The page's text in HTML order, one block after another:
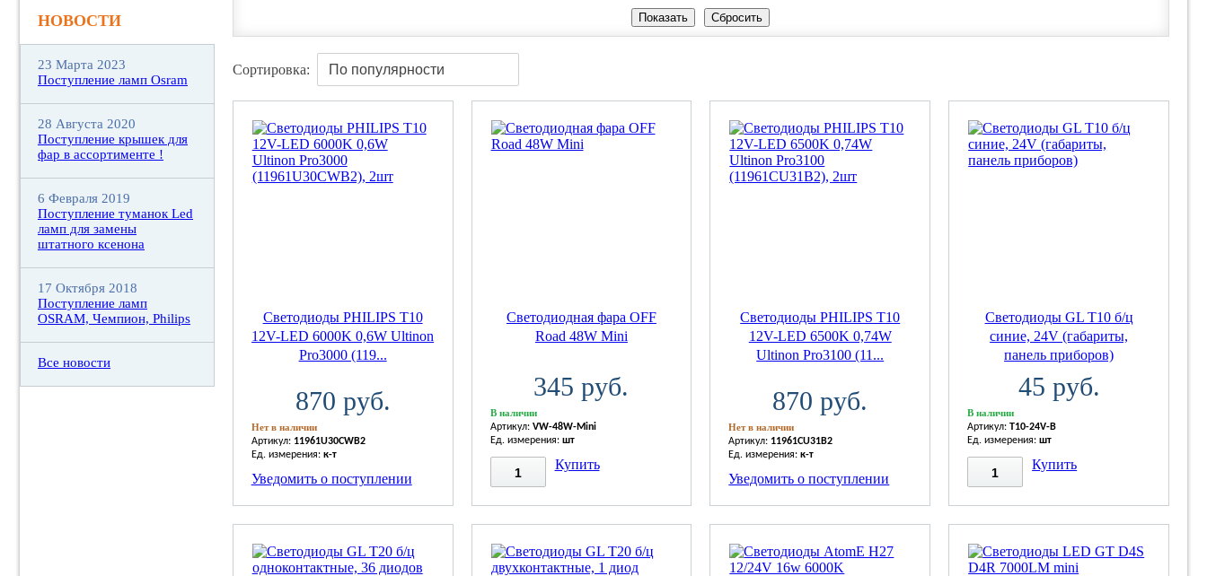
Сортировка:
Светодиоды PHILIPS T10
12V-LED 6000K 0,6W Ultinon
Pro3000 (119...
870 руб.
Нет в наличии
Артикул: 11961U30CWB2
Ед. измерения: к-т
Уведомить о поступлении
Светодиодная фара OFF
Road 48W Mini
345 руб.
В наличии
Артикул: VW-48W-Mini
Ед. измерения: шт
Купить
Светодиоды PHILIPS T10
12V-LED 6500K 0,74W
Ultinon Pro3100 (11...
870 руб.
Нет в наличии
Артикул: 11961CU31B2
Ед. измерения:к-т
Уведомить о поступлении
Светодиоды GL T10 б/ц
синие, 24V (габариты,
панель приборов)
45 руб.
В наличии
Артикул:T10-24V-B
Ед. измерения:шт
Купить
НОВОСТИ
23 Марта 2023
Поступление ламп Osram
28 Августа 2020
Поступление крышек для
фар в ассортименте !
6 Февраля 2019
Поступление туманок Led
ламп для замены
штатного ксенона
17 Октября 2018
Поступление ламп
OSRAM, Чемпион, Philips
Все новости